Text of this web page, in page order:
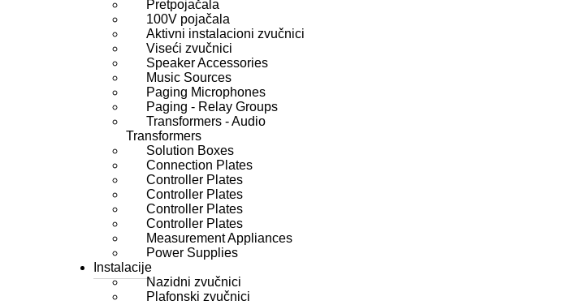
Pretpojačala
100V pojačala
Aktivni instalacioni zvučnici
Viseći zvučnici
Speaker Accessories
Music Sources
Paging Microphones
Paging - Relay Groups
Transformers - Audio
Transformers
Solution Boxes
Connection Plates
Controller Plates
Controller Plates
Controller Plates
Controller Plates
Measurement Appliances
Power Supplies
Instalacije
Nazidni zvučnici
Plafonski zvučnici